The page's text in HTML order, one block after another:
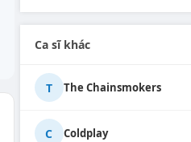
Ca sĩ khác
T The Chainsmokers
C Coldplay